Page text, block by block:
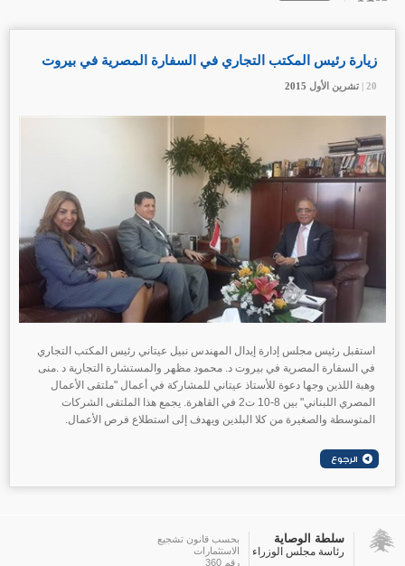
20 | تشرين الأول
زيارة رئيس المكتب التجاري في السفارة المصرية في بيروت
20 | تشرين الأول 20 | تشرين الأول
استقبل رئيس مجلس إدارة إيدال المهندس نبيل عيتاني رئيس المكتب التجاري
في السفارة المصرية في بيروت د. محمود مظهر والمستشارة التجارية د .منى
وهبة اللذين وجها دعوة للأستاذ عيتاني للمشاركة في أعمال "ملتقى اﻷعمال
المصري اللبناني" بين 8-10 ت2 في القاهرة. يجمع هذا الملتقى الشركات
المتوسطة والصغيرة من كلا البلدين ويهدف إلى استطلاع فرص اﻷعمال.
سلطة الوصاية
رئاسة مجلس الوزراء
بحسب قانون تشجيع
الاستثمارات
رقم 360